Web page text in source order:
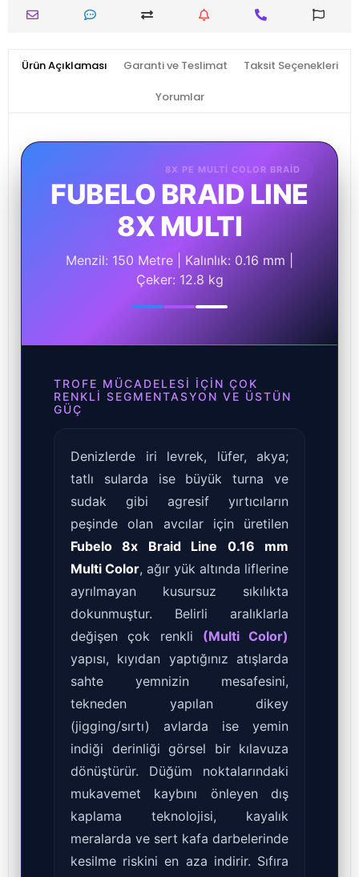
Ürün Açıklaması Garanti ve Teslimat Taksit Seçenekleri
Yorumlar
8X PE MULTI COLOR BRAID
FUBELO BRAID LINE
8X MULTI
Menzil: 150 Metre | Kalınlık: 0.16 mm |
Çeker: 12.8 kg
TROFE MÜCADELESI İÇIN ÇOK
RENKLI SEGMENTASYON VE ÜSTÜN
GÜÇ
Denizlerde iri levrek, lüfer, akya;
tatlı sularda ise büyük turna ve
sudak gibi agresif yırtıcıların
peşinde olan avcılar için üretilen
Fubelo 8x Braid Line 0.16 mm
Multi Color, ağır yük altında liflerine
ayrılmayan kusursuz sıkılıkta
dokunmuştur. Belirli aralıklarla
değişen çok renkli (Multi Color)
yapısı, kıyıdan yaptığınız atışlarda
sahte yemnizin mesafesini,
tekneden yapılan dikey
(jigging/sırtı) avlarda ise yemin
indiği derinliği görsel bir kılavuza
dönüştürür. Düğüm noktalarındaki
mukavemet kaybını önleyen dış
kaplama teknolojisi, kayalık
meralarda ve sert kafa darbelerinde
kesilme riskini en aza indirir. Sıfıra